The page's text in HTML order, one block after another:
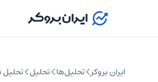
ایران بروکر تحلیل‌ها تحلیل‌ تحلیل